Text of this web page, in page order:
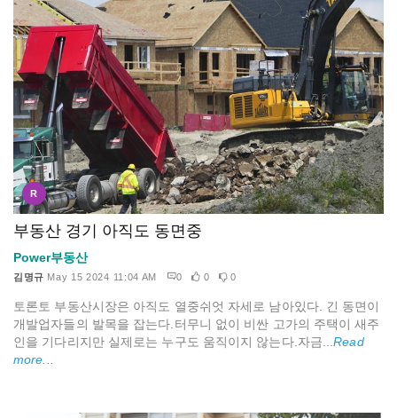
R
부동산 경기 아직도 동면중
Power부동산
김명규 May 15 2024 11:04 AM 0 0 0
토론토 부동산시장은 아직도 열중쉬엇 자세로 남아있다. 긴 동면이
개발업자들의 발목을 잡는다.터무니 없이 비싼 고가의 주택이 새주
인을 기다리지만 실제로는 누구도 움직이지 않는다.자금...Read
more...